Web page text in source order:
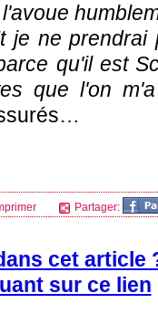
je ne
qu'il est
que l'on
Partager:
cet article
sur ce lien